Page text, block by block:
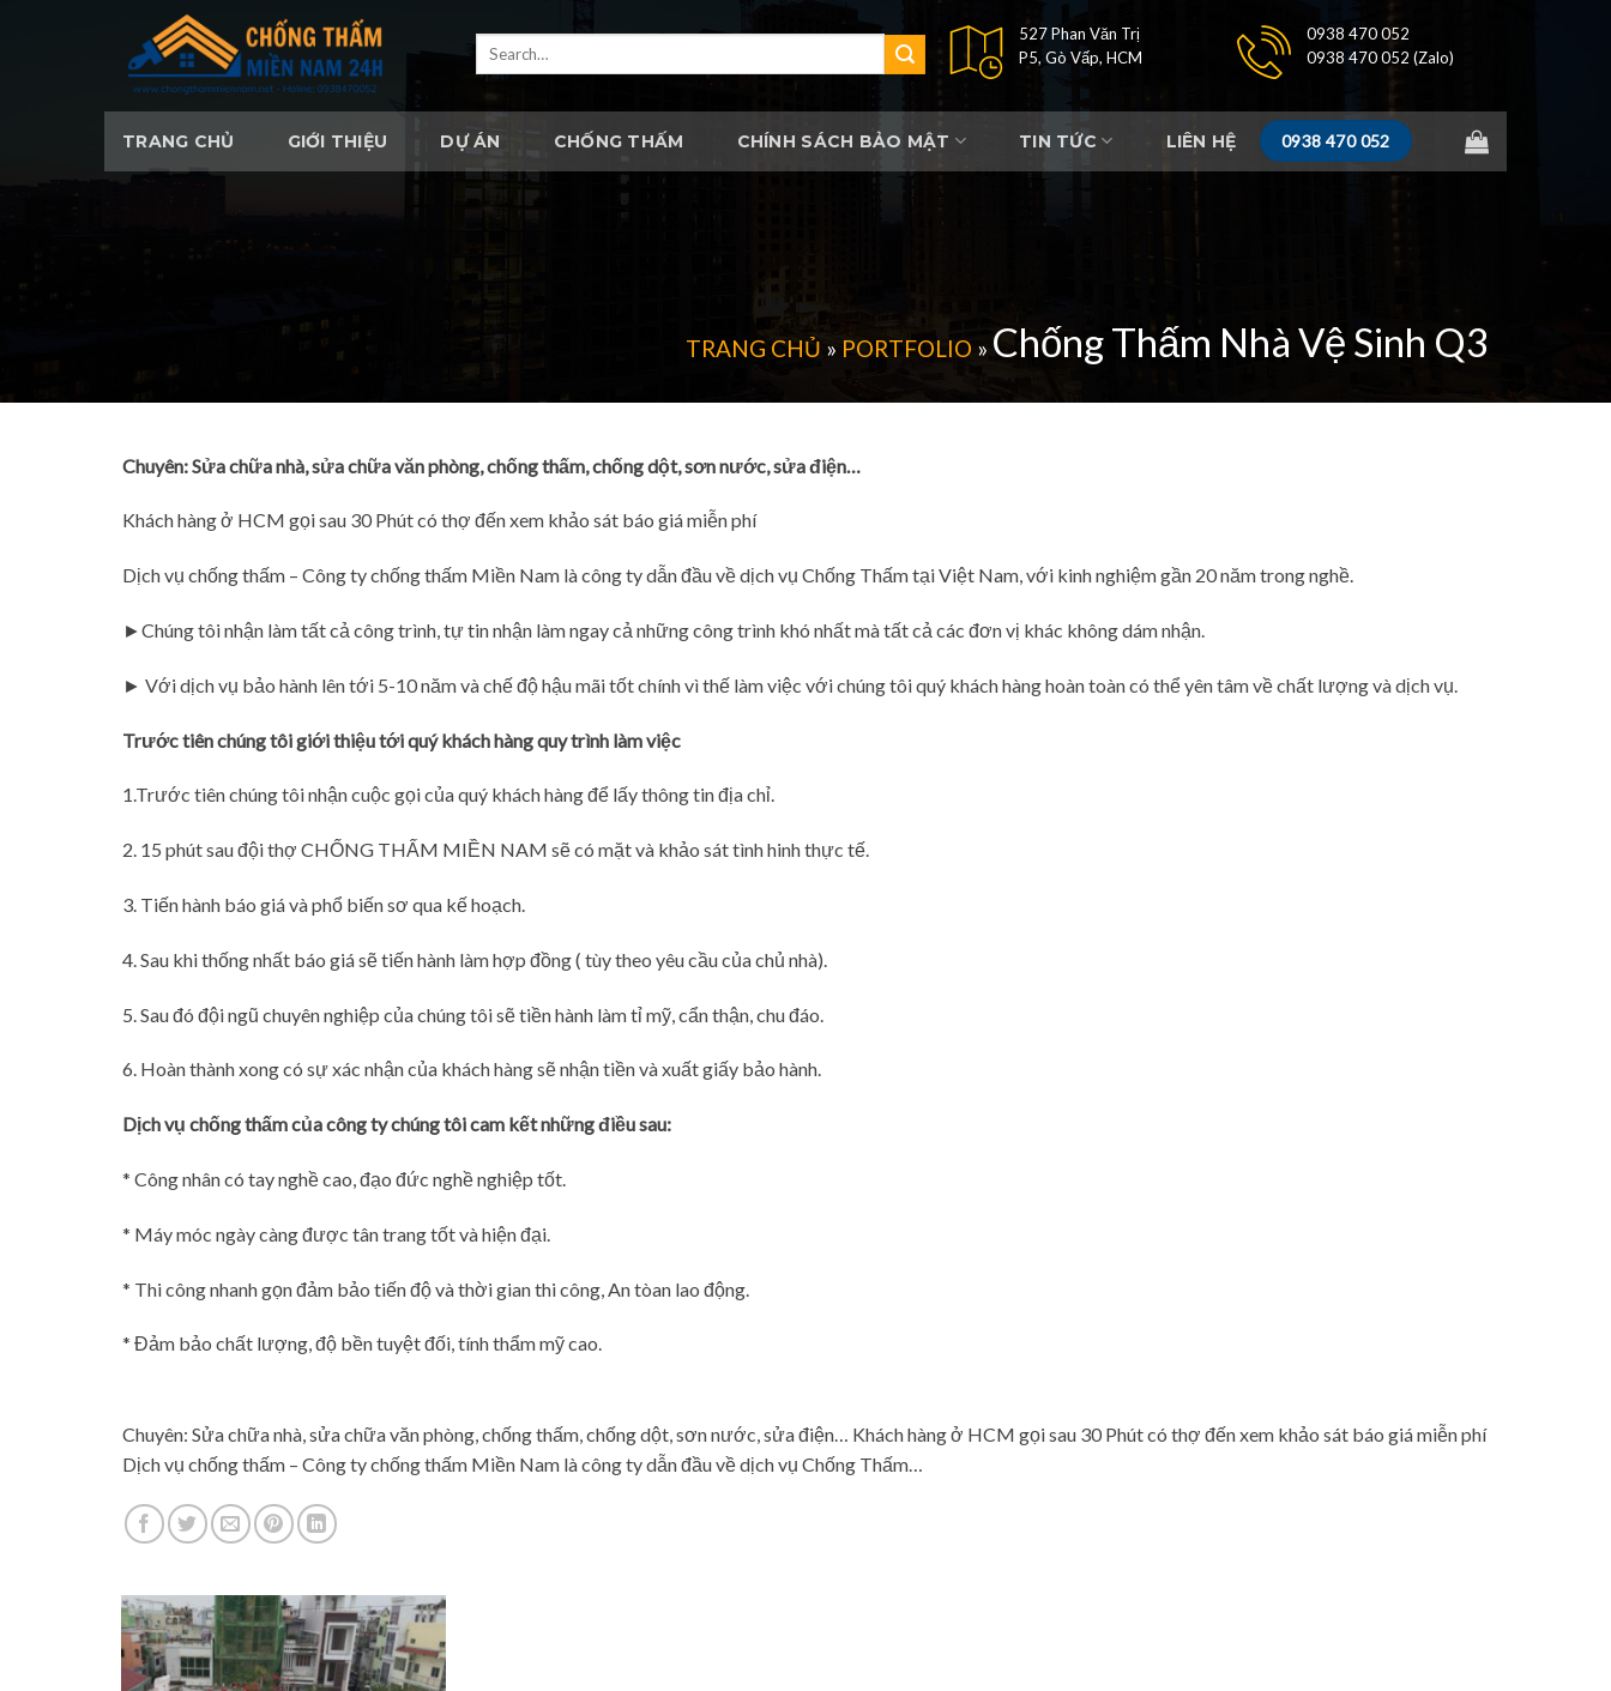
Search
527 Phan Văn Trị
P5, Gò Vấp, HCM
0938 470 052
0938 470 052 (Zalo)
TRANG CHỦ GIỚI THIỆU DỰ ÁN CHỐNG THẤM CHÍNH SÁCH BẢO MẬT TIN TỨC LIÊN HỆ 0938 470 052
TRANG CHỦ » PORTFOLIO » Chống Thấm Nhà Vệ Sinh Q3
Chuyên: Sửa chữa nhà, sửa chữa văn phòng, chống thấm, chống dột, sơn nước, sửa điện…
Khách hàng ở HCM gọi sau 30 Phút có thợ đến xem khảo sát báo giá miễn phí
Dịch vụ chống thấm – Công ty chống thấm Miền Nam là công ty dẫn đầu về dịch vụ Chống Thấm tại Việt Nam, với kinh nghiệm gần 20 năm trong nghề.
►Chúng tôi nhận làm tất cả công trình, tự tin nhận làm ngay cả những công trình khó nhất mà tất cả các đơn vị khác không dám nhận.
► Với dịch vụ bảo hành lên tới 5-10 năm và chế độ hậu mãi tốt chính vì thế làm việc với chúng tôi quý khách hàng hoàn toàn có thể yên tâm về chất lượng và dịch vụ.
Trước tiên chúng tôi giới thiệu tới quý khách hàng quy trình làm việc
1.Trước tiên chúng tôi nhận cuộc gọi của quý khách hàng để lấy thông tin địa chỉ.
2. 15 phút sau đội thợ CHỐNG THẤM MIỀN NAM sẽ có mặt và khảo sát tình hinh thực tế.
3. Tiến hành báo giá và phổ biến sơ qua kế hoạch.
4. Sau khi thống nhất báo giá sẽ tiến hành làm hợp đồng ( tùy theo yêu cầu của chủ nhà).
5. Sau đó đội ngũ chuyên nghiệp của chúng tôi sẽ tiền hành làm tỉ mỹ, cẩn thận, chu đáo.
6. Hoàn thành xong có sự xác nhận của khách hàng sẽ nhận tiền và xuất giấy bảo hành.
Dịch vụ chống thấm của công ty chúng tôi cam kết những điều sau:
* Công nhân có tay nghề cao, đạo đức nghề nghiệp tốt.
* Máy móc ngày càng được tân trang tốt và hiện đại.
* Thi công nhanh gọn đảm bảo tiến độ và thời gian thi công, An tòan lao động.
* Đảm bảo chất lượng, độ bền tuyệt đối, tính thẩm mỹ cao.
Chuyên: Sửa chữa nhà, sửa chữa văn phòng, chống thấm, chống dột, sơn nước, sửa điện… Khách hàng ở HCM gọi sau 30 Phút có thợ đến xem khảo sát báo giá miễn phí
Dịch vụ chống thấm – Công ty chống thấm Miền Nam là công ty dẫn đầu về dịch vụ Chống Thấm…